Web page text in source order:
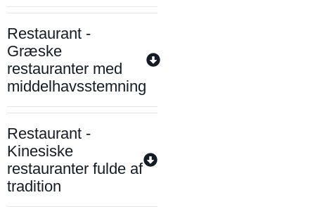
Restaurant -
Græske
restauranter med
middelhavsstemning
Restaurant -
Kinesiske
restauranter fulde af
tradition